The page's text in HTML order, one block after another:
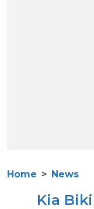
Home News
Kia